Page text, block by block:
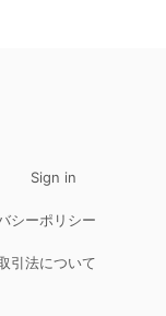
Sign in
シーポリシー
引法について